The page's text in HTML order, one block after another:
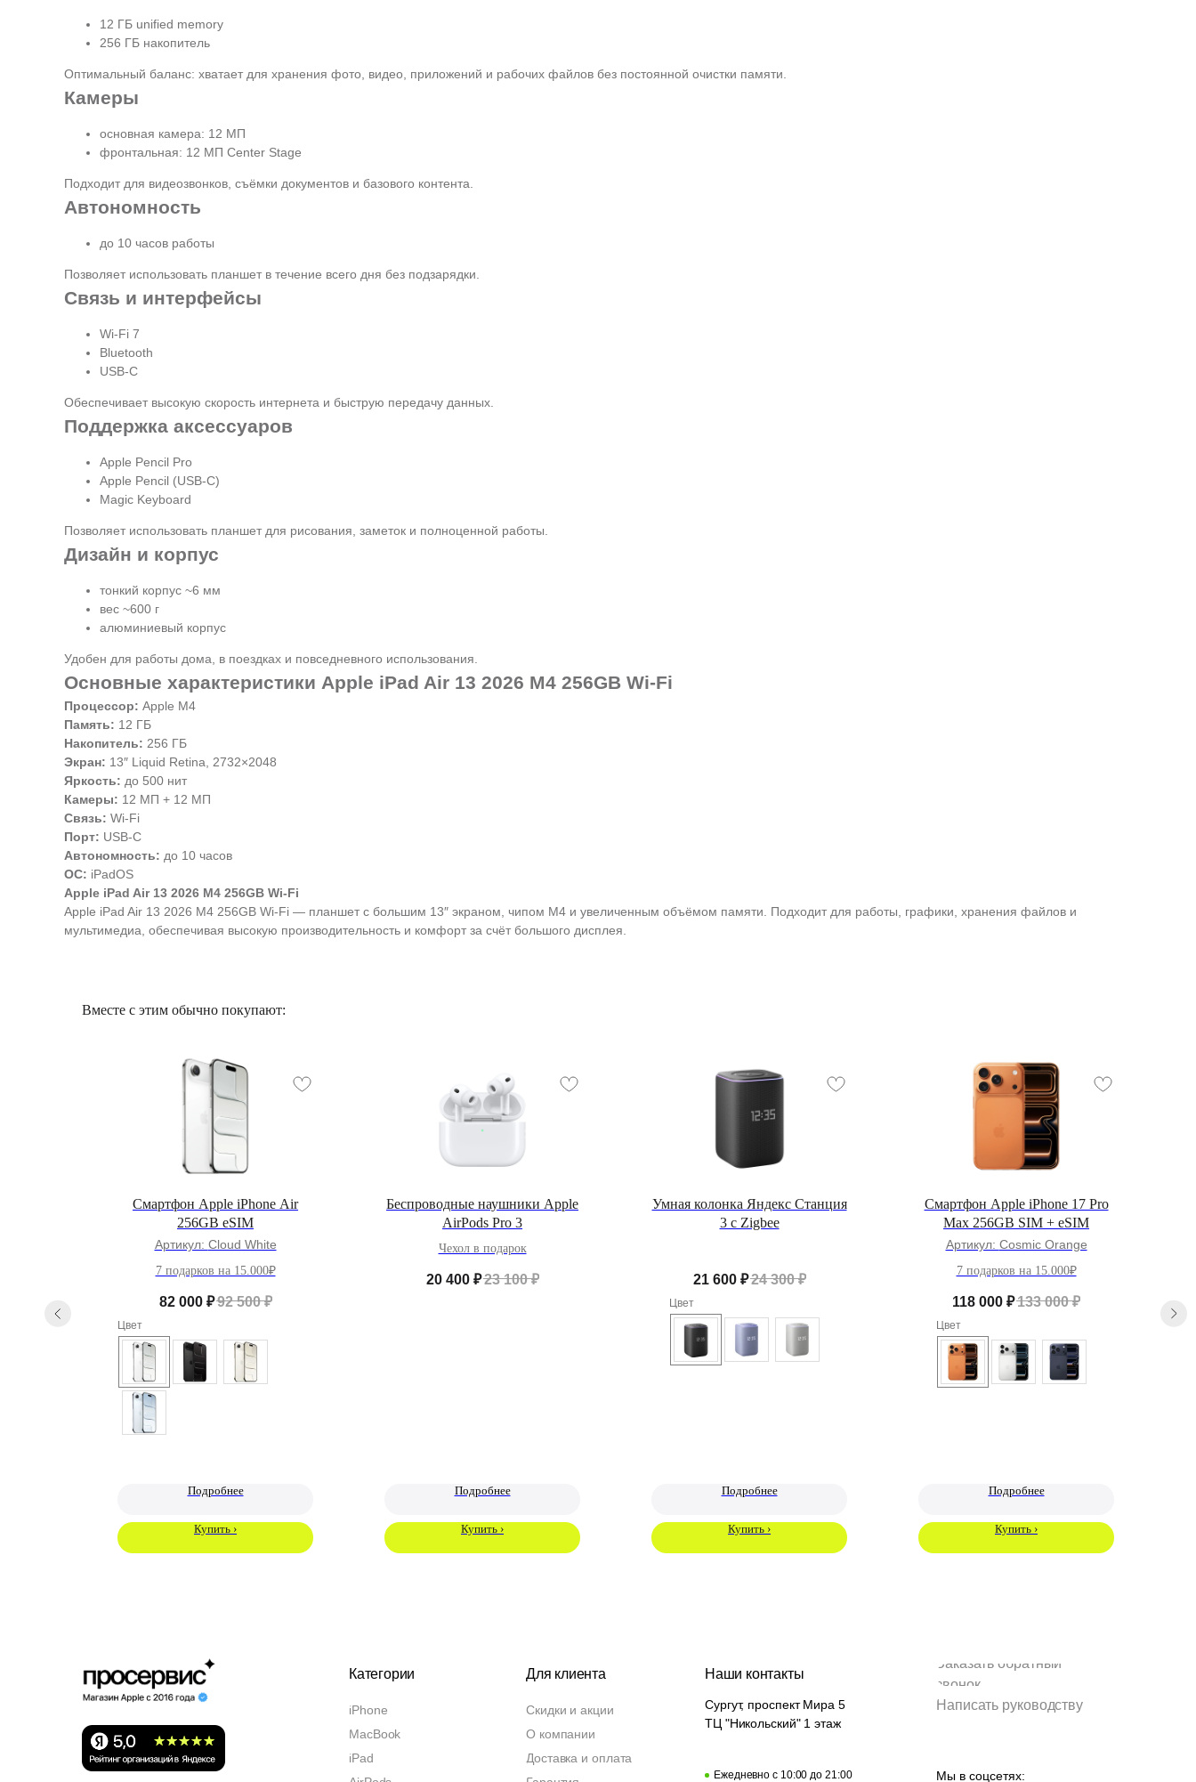
12 ГБ unified memory
256 ГБ накопитель
Оптимальный баланс: хватает для хранения фото, видео, приложений и рабочих файлов без постоянной очистки памяти.
Камеры
основная камера: 12 МП
фронтальная: 12 МП Center Stage
Подходит для видеозвонков, съёмки документов и базового контента.
Автономность
до 10 часов работы
Позволяет использовать планшет в течение всего дня без подзарядки.
Связь и интерфейсы
Wi-Fi 7
Bluetooth
USB-C
Обеспечивает высокую скорость интернета и быструю передачу данных.
Поддержка аксессуаров
Apple Pencil Pro
Apple Pencil (USB-C)
Magic Keyboard
Позволяет использовать планшет для рисования, заметок и полноценной работы.
Дизайн и корпус
тонкий корпус ~6 мм
вес ~600 г
алюминиевый корпус
Удобен для работы дома, в поездках и повседневного использования.
Основные характеристики Apple iPad Air 13 2026 M4 256GB Wi-Fi
Процессор: Apple M4
Память: 12 ГБ
Накопитель: 256 ГБ
Экран: 13″ Liquid Retina, 2732×2048
Яркость: до 500 нит
Камеры: 12 МП + 12 МП
Связь: Wi-Fi
Порт: USB-C
Автономность: до 10 часов
ОС: iPadOS
Apple iPad Air 13 2026 M4 256GB Wi-Fi
Apple iPad Air 13 2026 M4 256GB Wi-Fi — планшет с большим 13″ экраном, чипом M4 и увеличенным объёмом памяти. Подходит для работы, графики, хранения файлов и
мультимедиа, обеспечивая высокую производительность и комфорт за счёт большого дисплея.
Вместе с этим обычно покупают:
Смартфон Apple iPhone Air
256GB eSIM
Артикул: Cloud White
7 подарков на 15.000₽
82 000 ₽92 500 ₽
Цвет
Подробнее
Купить ›
Беспроводные наушники Apple
AirPods Pro 3
Чехол в подарок
20 400 ₽23 100 ₽
Подробнее
Купить ›
Умная колонка Яндекс Станция
3 с Zigbee
21 600 ₽24 300 ₽
Цвет
Подробнее
Купить ›
Смартфон Apple iPhone 17 Pro
Max 256GB SIM + eSIM
Артикул: Cosmic Orange
7 подарков на 15.000₽
118 000 ₽133 000 ₽
Цвет
Подробнее
Купить ›
iPhone
MacBook
iPad
Категории
Скидки и акции
О компании
Доставка и оплата
Для клиента Наши контакты
Заказать обратный
звонок
Написать руководству
Сургут, проспект Мира 5
ТЦ "Никольский" 1 этаж
Ежедневно с 10:00 до 21:00 Мы в соцсетях: